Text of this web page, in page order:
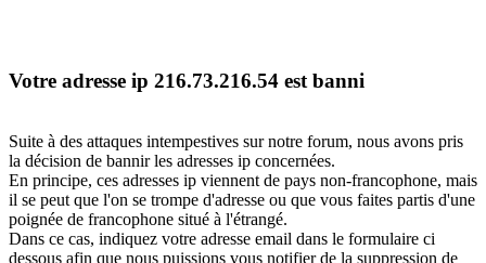
Votre adresse ip 216.73.216.54 est banni
Suite à des attaques intempestives sur notre forum, nous avons pris
la décision de bannir les adresses ip concernées.
En principe, ces adresses ip viennent de pays non-francophone, mais
il se peut que l'on se trompe d'adresse ou que vous faites partis d'une
poignée de francophone situé à l'étrangé.
Dans ce cas, indiquez votre adresse email dans le formulaire ci
dessous afin que nous puissions vous notifier de la suppression de